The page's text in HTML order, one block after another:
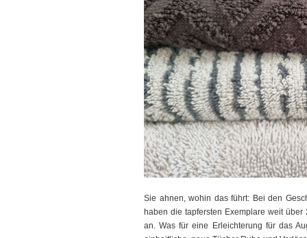
Sie ahnen, wohin das führt: Bei den
haben die tapfersten Exemplare weit
an. Was für eine Erleichterung für das